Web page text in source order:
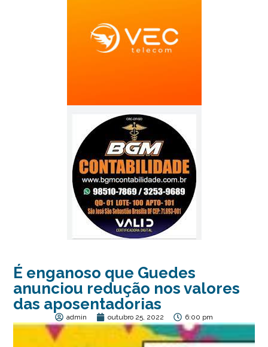
É enganoso que Guedes
anunciou redução nos valores
das aposentadorias
admin outubro 25, 2022 6:00 pm